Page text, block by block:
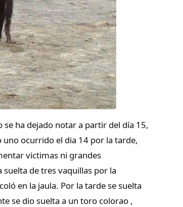
se ha dejado notar a partir del día 15,
uno ocurrido el dia 14 por la tarde,
victimas ni grandes
de tres vaquillas por la
en la jaula. Por la tarde se suelta
se dio suelta a un toro colorao ,